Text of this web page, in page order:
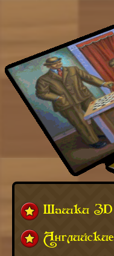
Шашки 3D
Английские